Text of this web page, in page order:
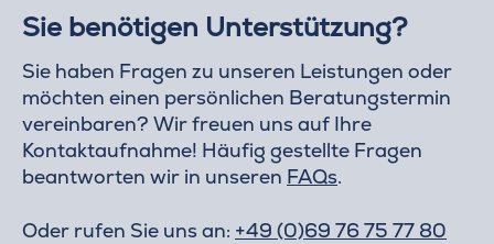
Sie benötigen Unterstützung?
Sie haben Fragen zu unseren Leistungen oder
möchten einen persönlichen Beratungstermin
vereinbaren? Wir freuen uns auf Ihre
Kontaktaufnahme! Häufig gestellte Fragen
beantworten wir in unseren FAQs.
Oder rufen Sie uns an: +49 (0)69 76 75 77 80